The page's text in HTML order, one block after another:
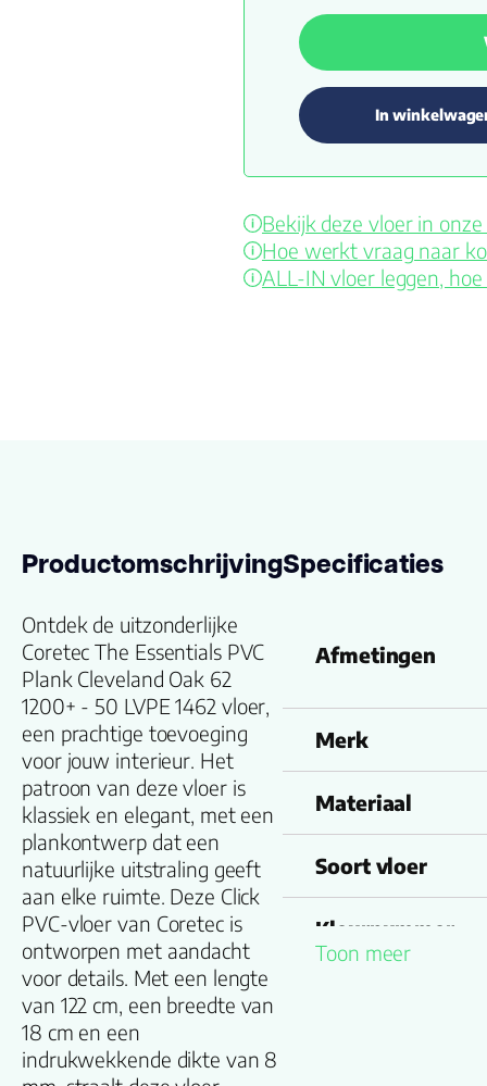
In
Bekijk deze vloer in
Hoe werkt vraag naar
ALL-IN vloer leggen,
Productomschrijving
Ontdek de uitzonderlijke
Coretec The Essentials PVC
Plank Cleveland Oak 62
1200+ - 50 LVPE 1462 vloer,
een prachtige toevoeging
voor jouw interieur. Het
patroon van deze vloer is
klassiek en elegant, met een
plankontwerp dat een
natuurlijke uitstraling geeft
aan elke ruimte. Deze Click
PVC-vloer van Coretec is
ontworpen met aandacht
voor details. Met een lengte
van 122 cm, een breedte van
18 cm en een
indrukwekkende dikte van 8
Specificaties
Afmetingen
Merk
Materiaal
Soort vloer
Kleurnummer
Toon meer